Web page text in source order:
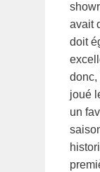
avait
doit
donc,
joué
un